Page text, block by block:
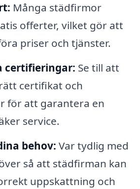
Många städfirmor
offerter, vilket gör att
priser och tjänster.
certifieringar: Se till att
certifikat och
för att garantera en
service.
behov: Var tydlig med
så att städfirman kan
uppskattning och